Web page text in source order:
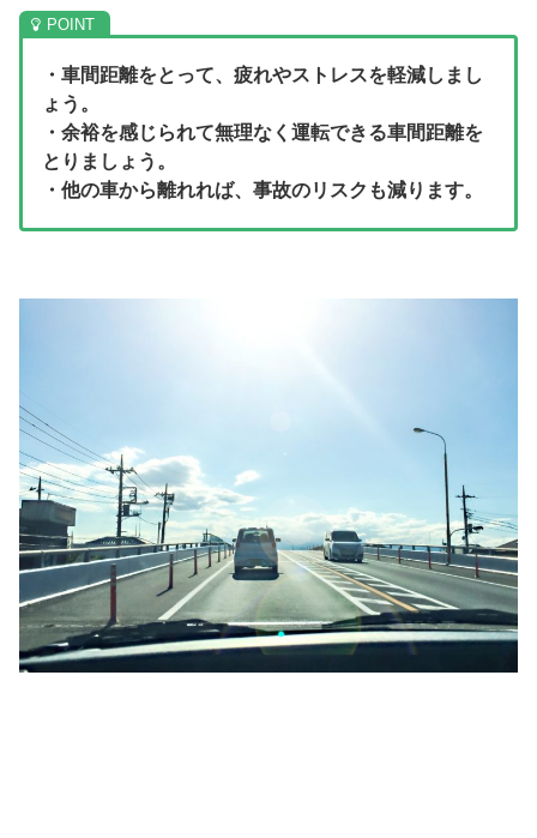
・車間距離をとって、疲れやストレスを軽減しまし
ょう。
・余裕を感じられて無理なく運転できる車間距離を
とりましょう。
・他の車から離れれば、事故のリスクも減ります。